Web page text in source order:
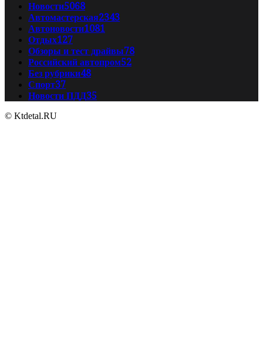
Новости5068
Автомастерская2343
Автоновости1081
Отдых127
Обзоры и тест драйвы78
Российский автопром52
Без рубрики48
Спорт37
Новости ПДД35
© Ktdetal.RU